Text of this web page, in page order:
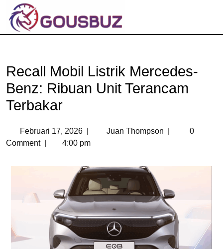
Recall Mobil Listrik Mercedes-
Benz: Ribuan Unit Terancam
Terbakar
Februari 17, 2026 Juan Thompson
0
Comment
4:00 pm